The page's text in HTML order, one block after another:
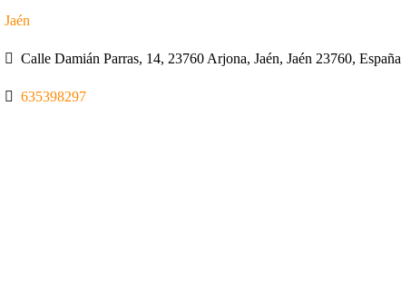
Jaén
Calle Damián Parras, 14, 23760 Arjona, Jaén, Jaén 23760, España
635398297